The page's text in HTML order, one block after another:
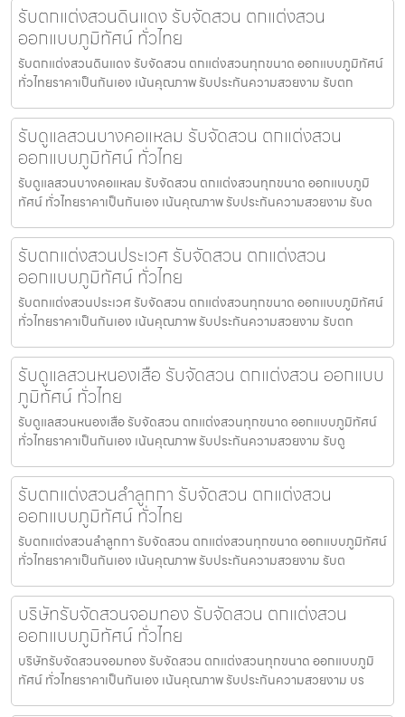
รับตกแต่งสวนดินแดง รับจัดสวน ตกแต่งสวน
ออกแบบภูมิทัศน์ ทั่วไทย
รับตกแต่งสวนดินแดง รับจัดสวน ตกแต่งสวนทุกขนาด ออกแบบภูมิทัศน์
ทั่วไทยราคาเป็นกันเอง เน้นคุณภาพ รับประกันความสวยงาม รับตก
รับดูแลสวนบางคอแหลม รับจัดสวน ตกแต่งสวน
ออกแบบภูมิทัศน์ ทั่วไทย
รับดูแลสวนบางคอแหลม รับจัดสวน ตกแต่งสวนทุกขนาด ออกแบบภูมิ
ทัศน์ ทั่วไทยราคาเป็นกันเอง เน้นคุณภาพ รับประกันความสวยงาม รับด
รับตกแต่งสวนประเวศ รับจัดสวน ตกแต่งสวน
ออกแบบภูมิทัศน์ ทั่วไทย
รับตกแต่งสวนประเวศ รับจัดสวน ตกแต่งสวนทุกขนาด ออกแบบภูมิทัศน์
ทั่วไทยราคาเป็นกันเอง เน้นคุณภาพ รับประกันความสวยงาม รับตก
รับดูแลสวนหนองเสือ รับจัดสวน ตกแต่งสวน ออกแบบ
ภูมิทัศน์ ทั่วไทย
รับดูแลสวนหนองเสือ รับจัดสวน ตกแต่งสวนทุกขนาด ออกแบบภูมิทัศน์
ทั่วไทยราคาเป็นกันเอง เน้นคุณภาพ รับประกันความสวยงาม รับดู
รับตกแต่งสวนลำลูกกา รับจัดสวน ตกแต่งสวน
ออกแบบภูมิทัศน์ ทั่วไทย
รับตกแต่งสวนลำลูกกา รับจัดสวน ตกแต่งสวนทุกขนาด ออกแบบภูมิทัศน์
ทั่วไทยราคาเป็นกันเอง เน้นคุณภาพ รับประกันความสวยงาม รับต
บริษัทรับจัดสวนจอมทอง รับจัดสวน ตกแต่งสวน
ออกแบบภูมิทัศน์ ทั่วไทย
บริษัทรับจัดสวนจอมทอง รับจัดสวน ตกแต่งสวนทุกขนาด ออกแบบภูมิ
ทัศน์ ทั่วไทยราคาเป็นกันเอง เน้นคุณภาพ รับประกันความสวยงาม บร